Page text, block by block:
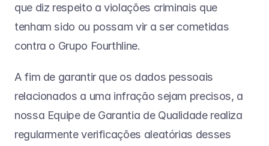
que diz respeito a violações criminais que
tenham sido ou possam vir a ser cometidas
contra o Grupo Fourthline.
A fim de garantir que os dados pessoais
relacionados a uma infração sejam precisos, a
nossa Equipe de Garantia de Qualidade realiza
regularmente verificações aleatórias desses